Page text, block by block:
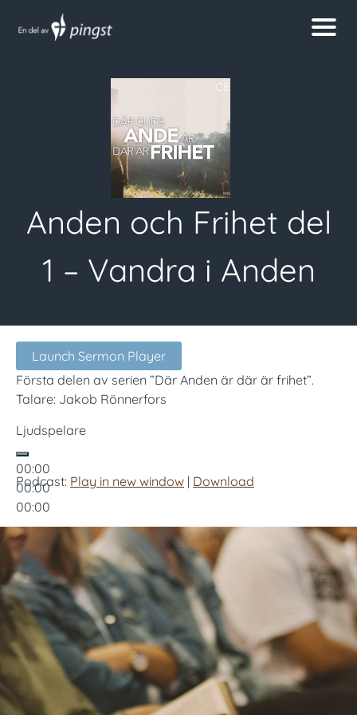
Anden och Frihet del
1 – Vandra i Anden
Launch Sermon Player
Första delen av serien ”Där Anden är där är frihet”.
Talare: Jakob Rönnerfors
Ljudspelare
00:00
00:00
00:00
Podcast: Play in new window | Download